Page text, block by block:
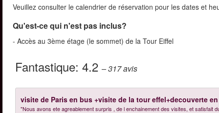
Veuillez consulter le calendrier de réservation pour les dates et
Qu'est-ce qui n'est pas inclus?
- Accès au 3ème étage (le sommet) de la Tour Eiffel
Fantastique: 4.2 – 317avis
visite de Paris en bus +visite de la tour effel+decouverte
"Nous avons ete agreablement surpris , de l enchainement des visites, et satisfait